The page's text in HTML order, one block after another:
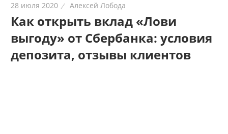
финансовых
рынках:
стратегии,
сигналы,
новости…
28 июля 2020 Алексей Лобода
Как открыть вклад «Лови
выгоду» от Сбербанка: условия
депозита, отзывы клиентов